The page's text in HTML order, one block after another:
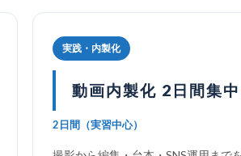
実践・内製化
動画内製化 2日間集
2日間（実習中心）